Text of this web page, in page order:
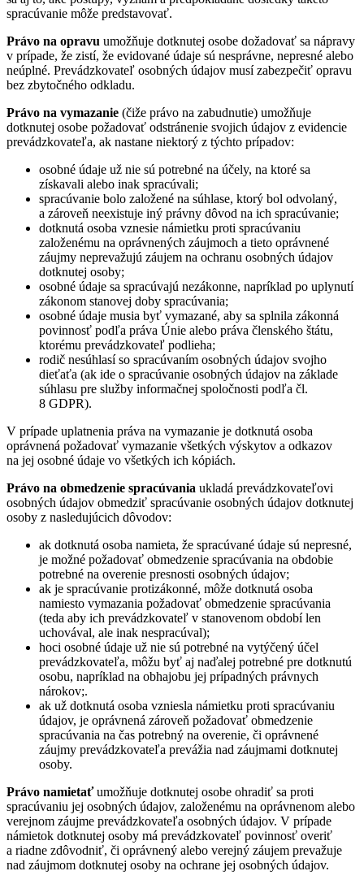
spracúvanie môže predstavovať.
Právo na opravu umožňuje dotknutej osobe dožadovať sa nápravy
v prípade, že zistí, že evidované údaje sú nesprávne, nepresné alebo
neúplné. Prevádzkovateľ osobných údajov musí zabezpečiť opravu
bez zbytočného odkladu.
Právo na vymazanie (čiže právo na zabudnutie) umožňuje
dotknutej osobe požadovať odstránenie svojich údajov z evidencie
prevádzkovateľa, ak nastane niektorý z týchto prípadov:
osobné údaje už nie sú potrebné na účely, na ktoré sa
získavali alebo inak spracúvali;
spracúvanie bolo založené na súhlase, ktorý bol odvolaný,
a zároveň neexistuje iný právny dôvod na ich spracúvanie;
dotknutá osoba vznesie námietku proti spracúvaniu
založenému na oprávnených záujmoch a tieto oprávnené
záujmy neprevažujú záujem na ochranu osobných údajov
dotknutej osoby;
osobné údaje sa spracúvajú nezákonne, napríklad po uplynutí
zákonom stanovej doby spracúvania;
osobné údaje musia byť vymazané, aby sa splnila zákonná
povinnosť podľa práva Únie alebo práva členského štátu,
ktorému prevádzkovateľ podlieha;
rodič nesúhlasí so spracúvaním osobných údajov svojho
dieťaťa (ak ide o spracúvanie osobných údajov na základe
súhlasu pre služby informačnej spoločnosti podľa čl.
8 GDPR).
V prípade uplatnenia práva na vymazanie je dotknutá osoba
oprávnená požadovať vymazanie všetkých výskytov a odkazov
na jej osobné údaje vo všetkých ich kópiách.
Právo na obmedzenie spracúvania ukladá prevádzkovateľovi
osobných údajov obmedziť spracúvanie osobných údajov dotknutej
osoby z nasledujúcich dôvodov:
ak dotknutá osoba namieta, že spracúvané údaje sú nepresné,
je možné požadovať obmedzenie spracúvania na obdobie
potrebné na overenie presnosti osobných údajov;
ak je spracúvanie protizákonné, môže dotknutá osoba
namiesto vymazania požadovať obmedzenie spracúvania
(teda aby ich prevádzkovateľ v stanovenom období len
uchovával, ale inak nespracúval);
hoci osobné údaje už nie sú potrebné na vytýčený účel
prevádzkovateľa, môžu byť aj naďalej potrebné pre dotknutú
osobu, napríklad na obhajobu jej prípadných právnych
nárokov;.
ak už dotknutá osoba vzniesla námietku proti spracúvaniu
údajov, je oprávnená zároveň požadovať obmedzenie
spracúvania na čas potrebný na overenie, či oprávnené
záujmy prevádzkovateľa prevážia nad záujmami dotknutej
osoby.
Právo namietaťumožňuje dotknutej osobe ohradiť sa proti
spracúvaniu jej osobných údajov, založenému na oprávnenom alebo
verejnom záujme prevádzkovateľa osobných údajov. V prípade
námietok dotknutej osoby má prevádzkovateľ povinnosť overiť
a riadne zdôvodniť, či oprávnený alebo verejný záujem prevažuje
nad záujmom dotknutej osoby na ochrane jej osobných údajov.